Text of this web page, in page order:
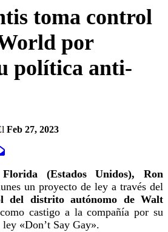
toma control
por
política anti-
Feb 27, 2023
(Estados Unidos), Ron
un proyecto de ley a través del
del distrito autónomo de Walt
castigo a la compañía por su
«Don’t Say Gay».